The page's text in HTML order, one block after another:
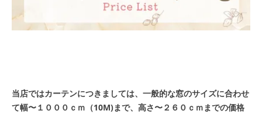
当店ではカーテンにつきましては、一般的な窓のサイズに合わせ
て幅〜１０００ｃｍ（10M)まで、高さ〜２６０ｃｍまでの価格